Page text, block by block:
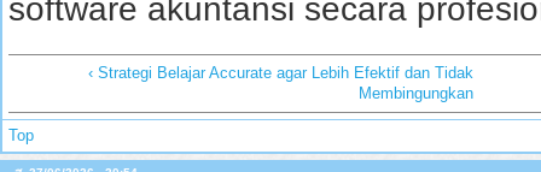
software akuntansi secara
‹ Strategi Belajar Accurate agar Lebih Efektif dan Tidak
Membingungkan
Top